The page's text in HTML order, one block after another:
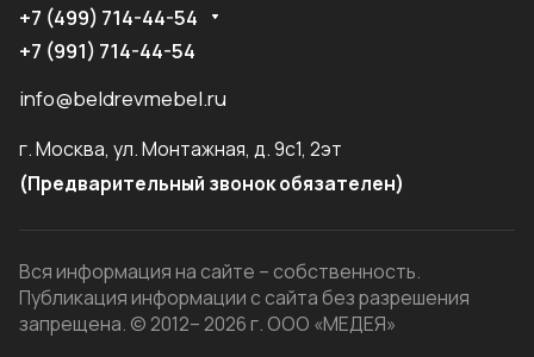
+7 (499) 714-44-54
+7 (991) 714-44-54
info@beldrevmebel.ru
г. Москва, ул. Монтажная, д. 9с1, 2эт
(Предварительный звонок обязателен)
Вся информация на сайте – собственность.
Публикация информации с сайта без разрешения
запрещена. © 2012– 2026 г. ООО «МЕДЕЯ»